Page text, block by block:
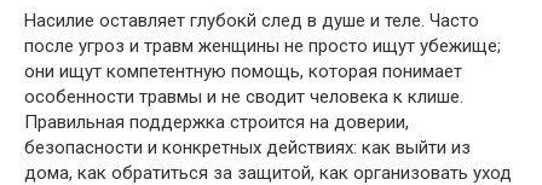
Насилие оставляет глубокй след в душе и теле. Часто
после угроз и травм женщины не просто ищут убежище;
они ищут компетентную помощь, которая понимает
особенности травмы и не сводит человека к клише.
Правильная поддержка строится на доверии,
безопасности и конкретных действиях: как выйти из
дома, как обратиться за защитой, как организовать уход